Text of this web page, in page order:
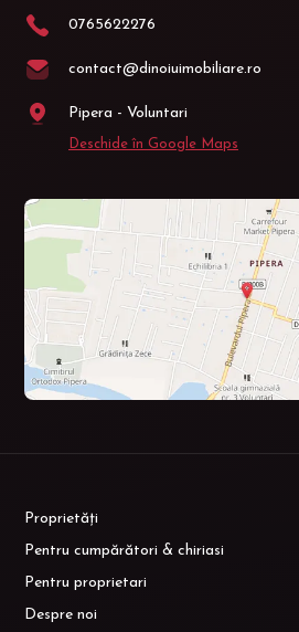
0765622276
contact@dinoiuimobiliare.ro
Pipera - Voluntari
Deschide în Google Maps
Proprietăți
Pentru cumpărători & chiriasi
Pentru proprietari
Despre noi